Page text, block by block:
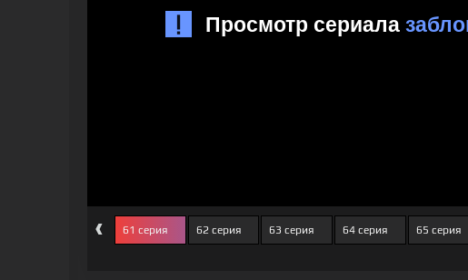
‹ 61 серия 62 серия 63 серия 64 серия 65 серия